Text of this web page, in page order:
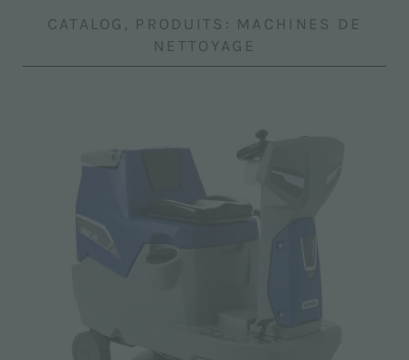
CATALOG, PRODUITS: MACHINES DE
NETTOYAGE